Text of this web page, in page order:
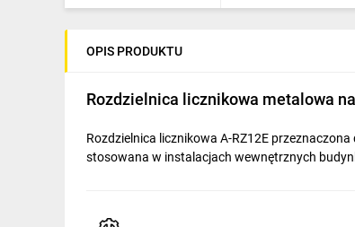
Napędy elektryczne
Pneumatyka
OPIS PRODUKTU
Rozdzielnica licznikowa metalowa
Rozdzielnica licznikowa A-RZ12E
stosowana w instalacjach wewnętrznych